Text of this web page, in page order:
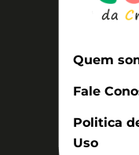
Quem
Fale
Politica
Uso